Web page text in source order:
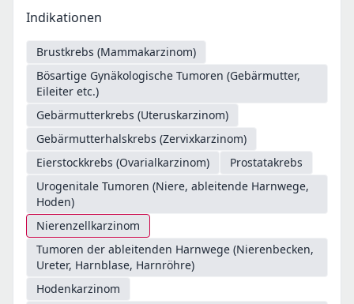
Indikationen
Brustkrebs (Mammakarzinom)
Bösartige Gynäkologische Tumoren (Gebärmutter,
Eileiter etc.)
Gebärmutterkrebs (Uteruskarzinom)
Gebärmutterhalskrebs (Zervixkarzinom)
Eierstockkrebs (Ovarialkarzinom)
Prostatakrebs
Urogenitale Tumoren (Niere, ableitende Harnwege,
Hoden)
Nierenzellkarzinom
Tumoren der ableitenden Harnwege (Nierenbecken,
Ureter, Harnblase, Harnröhre)
Hodenkarzinom